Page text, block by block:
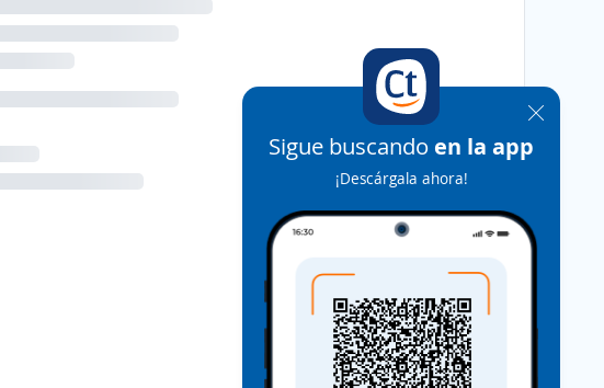
Sigue buscando en la app
¡Descárgala ahora!